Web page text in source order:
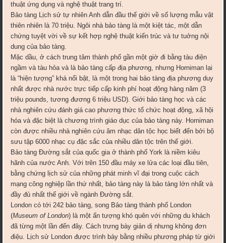
thuật ứng dụng và nghệ thuật trang trí.
Bảo tàng Lịch sử tự nhiên Anh dẫn đầu thế giới về số lượng mẫu vật
thiên nhiên là 70 triệu. Ngôi nhà bảo tàng là một kiệt tác, một dẫn
chứng tuyệt vời về sự kết hợp nghệ thuật kiến trúc và tư tuởng nội
dung của bảo tàng.
Mặc dầu, ở cách trung tâm thành phố gần một giờ đi bằng tàu điện
ngầm và tàu hỏa và là bảo tàng cấp địa phương, nhưng Horniman lại
là “hiện tượng” khá nổi bật, là một trong hai bảo tàng địa phương duy
nhất được nhà nước trực tiếp cấp kinh phí hoạt động hàng năm (3
triệu pounds, tương đương 6 triệu USD). Giới bảo tàng học và các
nhà nghiên cứu đánh giá cao phương thức tổ chức hoạt động, xã hội
hóa và đặc biệt là chương trình giáo dục của bảo tàng này. Horniman
còn được nhiều nhà nghiên cứu âm nhạc dân tộc học biết đến bởi bộ
sưu tập 6000 nhạc cụ đặc sắc của nhiều dân tộc trên thế giới.
Bảo tàng Đường sắt của quốc gia ở thành phố York là niềm kiêu
hãnh của nước Anh. Với trên 150 đầu máy xe lửa các loại đầu tiên,
bằng chứng lịch sử của những phát minh vĩ đại trong cuộc cách
mạng công nghiệp lần thứ nhất, bảo tàng này là bảo tàng lớn nhất và
đầy đủ nhất thế giới về ngành Đường sắt.
London có tới 242 bảo tàng, song Bảo tàng thành phố London
(Museum of London) là một ấn tượng khó quên với những du khách
đã từng một lần đến đây. Cách trưng bày giản dị nhưng không đơn
điệu. Lịch sử London được trình bày bằng nhiều phương pháp từ giới